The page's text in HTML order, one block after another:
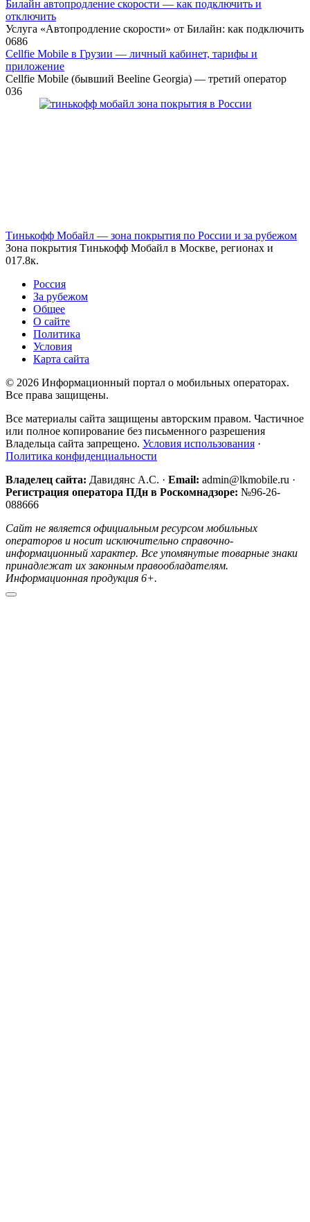
Билайн автопродление скорости — как подключить и
отключить
Услуга «Автопродление скорости» от Билайн: как подключить
0686
Cellfie Mobile в Грузии — личный кабинет, тарифы и
приложение
Cellfie Mobile (бывший Beeline Georgia) — третий оператор
036
Тинькофф Мобайл — зона покрытия по России и за рубежом
Зона покрытия Тинькофф Мобайл в Москве, регионах и
017.8к.
Россия
За рубежом
Общее
О сайте
Политика
Условия
Карта сайта
© 2026 Информационный портал о мобильных операторах.
Все права защищены.
Все материалы сайта защищены авторским правом. Частичное
или полное копирование без письменного разрешения
Владельца сайта запрещено. Условия использования ·
Политика конфиденциальности
Владелец сайта: Давидянс А.С. · Email: admin@lkmobile.ru ·
Регистрация оператора ПДн в Роскомнадзоре: №96-26-
088666
Сайт не является официальным ресурсом мобильных
операторов и носит исключительно справочно-
информационный характер. Все упомянутые товарные знаки
принадлежат их законным правообладателям.
Информационная продукция 6+.